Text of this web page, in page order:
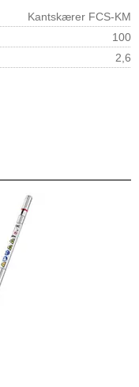
Kantskærer FCS-KM
100
2,6